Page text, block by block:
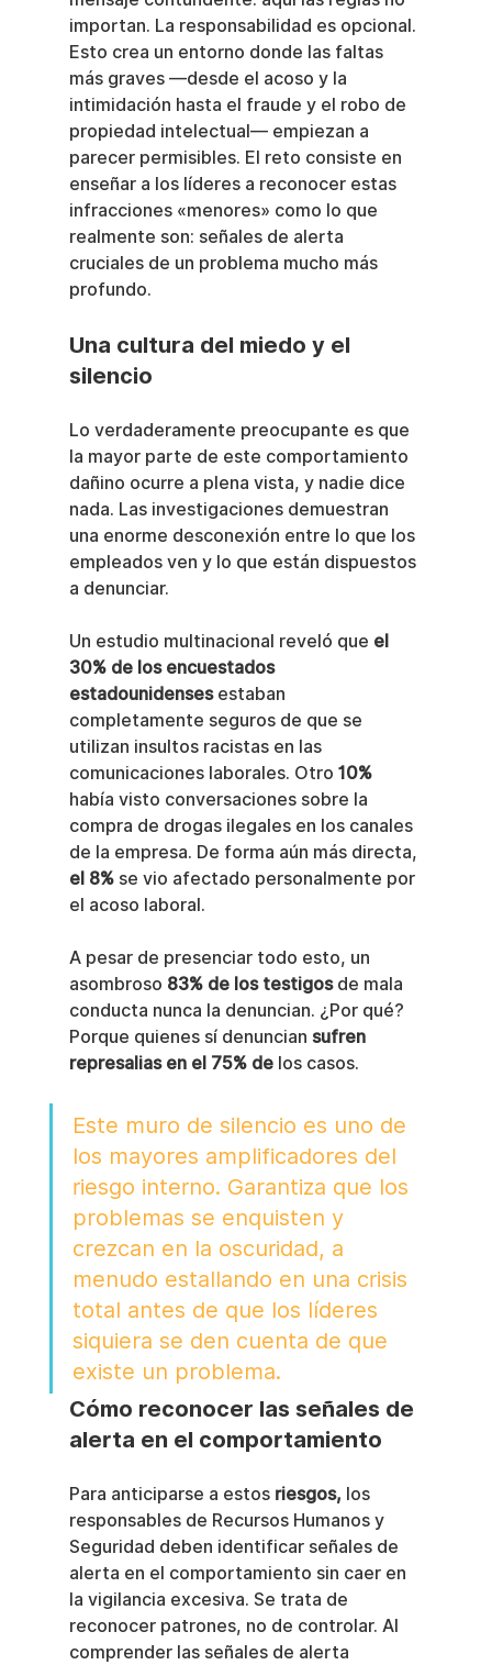
importan. La responsabilidad es opcional.
Esto crea un entorno donde las faltas
más graves —desde el acoso y la
intimidación hasta el fraude y el robo de
propiedad intelectual— empiezan a
parecer permisibles. El reto consiste en
enseñar a los líderes a reconocer estas
infracciones «menores» como lo que
realmente son: señales de alerta
cruciales de un problema mucho más
profundo.
Una cultura del miedo y el
silencio
Lo verdaderamente preocupante es que
la mayor parte de este comportamiento
dañino ocurre a plena vista, y nadie dice
nada. Las investigaciones demuestran
una enorme desconexión entre lo que los
empleados ven y lo que están dispuestos
a denunciar.
Un estudio multinacional reveló que el
30% de los encuestados
estadounidenses estaban
completamente seguros de que se
utilizan insultos racistas en las
comunicaciones laborales. Otro 10%
había visto conversaciones sobre la
compra de drogas ilegales en los canales
de la empresa. De forma aún más directa,
el 8% se vio afectado personalmente por
el acoso laboral.
A pesar de presenciar todo esto, un
asombroso 83% de los testigos de mala
conducta nunca la denuncian. ¿Por qué?
Porque quienes sí denuncian sufren
represalias en el 75% de los casos.
Este muro de silencio es uno de
los mayores amplificadores del
riesgo interno. Garantiza que los
problemas se enquisten y
crezcan en la oscuridad, a
menudo estallando en una crisis
total antes de que los líderes
siquiera se den cuenta de que
existe un problema.
Cómo reconocer las señales de
alerta en el comportamiento
Para anticiparse a estos riesgos, los
responsables de Recursos Humanos y
Seguridad deben identificar señales de
alerta en el comportamiento sin caer en
la vigilancia excesiva. Se trata de
reconocer patrones, no de controlar. Al
comprender las señales de alerta